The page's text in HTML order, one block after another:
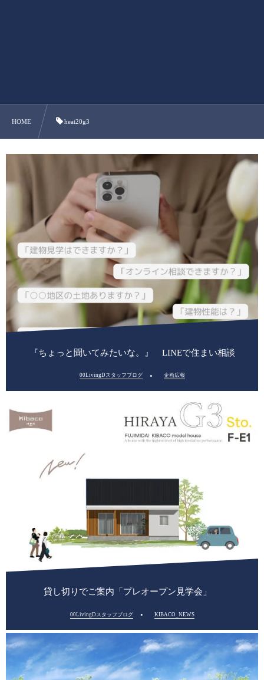
HOME heat20g3
『ちょっと聞いてみたいな。』 LINEで住まい相談
00LivingDスタッフブログ 企画広報
貸し切りでご案内「プレオープン見学会」
00LivingDスタッフブログ KIBACO_NEWS